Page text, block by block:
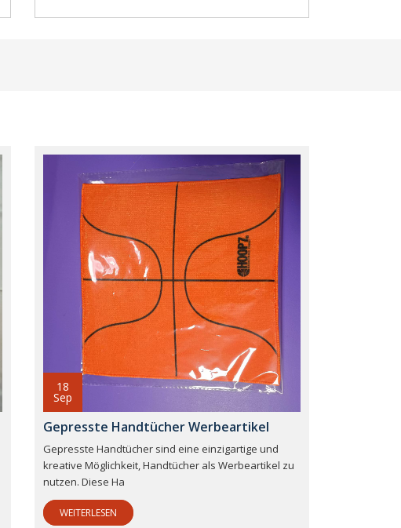
18
Sep
Gepresste Handtücher Werbeartikel
Gepresste Handtücher sind eine einzigartige und
kreative Möglichkeit, Handtücher als Werbeartikel zu
nutzen. Diese Ha
WEITERLESEN